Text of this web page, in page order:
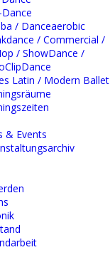
/ Danceaerobic
/ Commercial /
/ ShowDance /
Latin / Modern Ballet
& Events